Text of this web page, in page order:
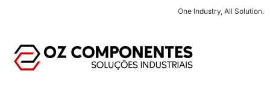
One Industry, All Solution.